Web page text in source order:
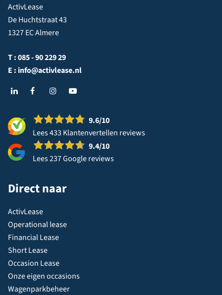
ActivLease
De Huchtstraat 43
1327 EC Almere
T :085 - 90 229 29
E : info@activlease.nl
9.6/10
Lees 433 Klantenvertellen reviews
9.4/10
Lees 237 Google reviews
Direct naar
ActivLease
Operational lease
Financial Lease
Short Lease
Occasion Lease
Onze eigen occasions
Wagenparkbeheer